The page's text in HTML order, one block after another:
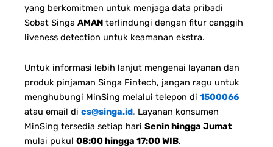
yang berkomitmen untuk menjaga data pribadi
Sobat Singa AMAN terlindungi dengan fitur canggih
liveness detection untuk keamanan ekstra.
Untuk informasi lebih lanjut mengenai layanan dan
produk pinjaman Singa Fintech, jangan ragu untuk
menghubungi MinSing melalui telepon di 1500066
atau email di cs@singa.id. Layanan konsumen
MinSing tersedia setiap hari Senin hingga Jumat
mulai pukul 08:00 hingga 17:00 WIB.